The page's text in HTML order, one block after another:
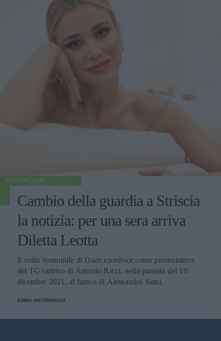
SPETTACOLO
Cambio della guardia a Striscia
la notizia: per una sera arriva
Diletta Leotta
Il volto femminile di Dazn esordisce come presentatrice
del TG satirico di Antonio Ricci, nella puntata del 10
dicembre 2021, al fianco di Alessandro Siani.
EMMA PIETRAROSA